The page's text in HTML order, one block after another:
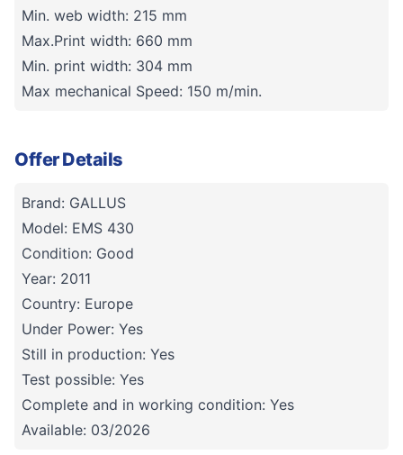
Min. web width: 215 mm
Max.Print width: 660 mm
Min. print width: 304 mm
Max mechanical Speed: 150 m/min.
Offer Details
Brand: GALLUS
Model: EMS 430
Condition: Good
Year: 2011
Country: Europe
Under Power: Yes
Still in production: Yes
Test possible: Yes
Complete and in working condition: Yes
Available: 03/2026